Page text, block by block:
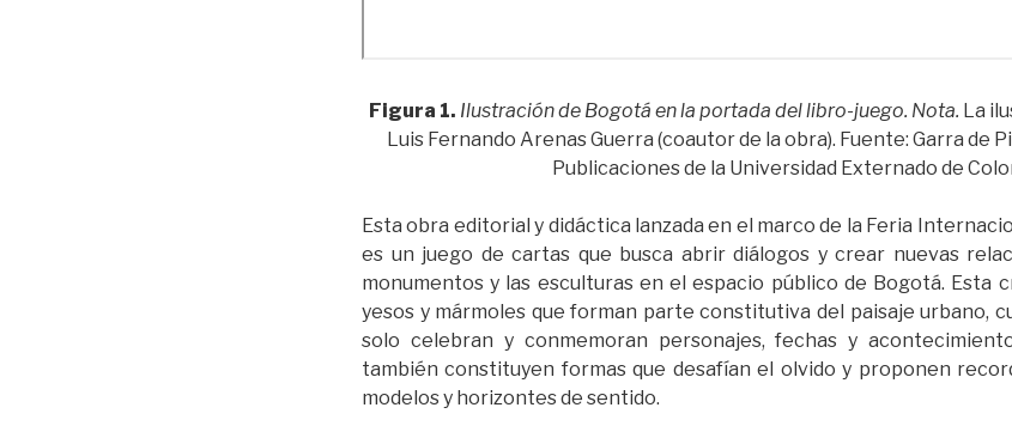
Figura 1. Ilustración de Bogotá en la portada del libro-juego. Nota. La
Luis Fernando Arenas Guerra (coautor de la obra). Fuente: Garra de
Publicaciones de la Universidad Externado de
Esta obra editorial y didáctica lanzada en el marco de la Feria
es un juego de cartas que busca abrir diálogos y crear nuevas
monumentos y las esculturas en el espacio público de Bogotá. Esta
yesos y mármoles que forman parte constitutiva del paisaje urbano,
solo celebran y conmemoran personajes, fechas y
también constituyen formas que desafían el olvido y proponen
modelos y horizontes de sentido.